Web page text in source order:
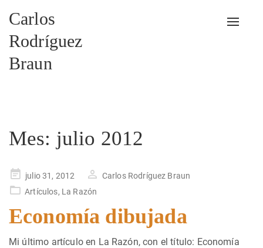
Carlos
Rodríguez
Braun
Mes: julio 2012
Publicado
en
julio 31, 2012
Carlos Rodríguez Braun
Artículos, La Razón
Economía dibujada
Mi último artículo en La Razón, con el título: Economía